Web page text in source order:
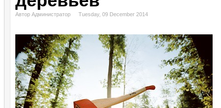
Автор Администратор Tuesday, 09 December 2014